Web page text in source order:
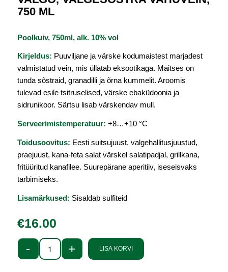
750 ML
Poolkuiv, 750ml, alk. 10% vol
Kirjeldus: Puuviljane ja värske kodumaistest marjadest
valmistatud vein, mis üllatab eksootikaga. Maitses on
tunda sõstraid, granadilli ja õrna kummelit. Aroomis
tulevad esile tsitruselised, värske ebaküdoonia ja
sidrunikoor. Särtsu lisab värskendav mull.
Serveerimistemperatuur: +8…+10 °C
Toidusoovitus: Eesti suitsujuust, valgehallitusjuustud,
praejuust, kana-feta salat värskel salatipadjal, grillkana,
fritüüritud kanafilee. Suurepärane aperitiiv, iseseisvaks
tarbimiseks.
Lisamärkused: Sisaldab sulfiteid
€16.00
LISA KORVI